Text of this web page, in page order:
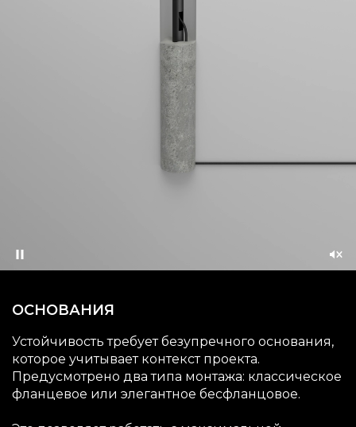
Pause
ОСНОВАНИЯ
Устойчивость требует безупречного основания,
которое учитывает контекст проекта.
Предусмотрено два типа монтажа: классическое
фланцевое или элегантное бесфланцовое.